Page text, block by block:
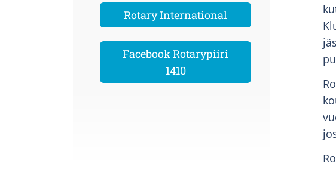
Rotary International
Facebook Rotarypiiri
1410